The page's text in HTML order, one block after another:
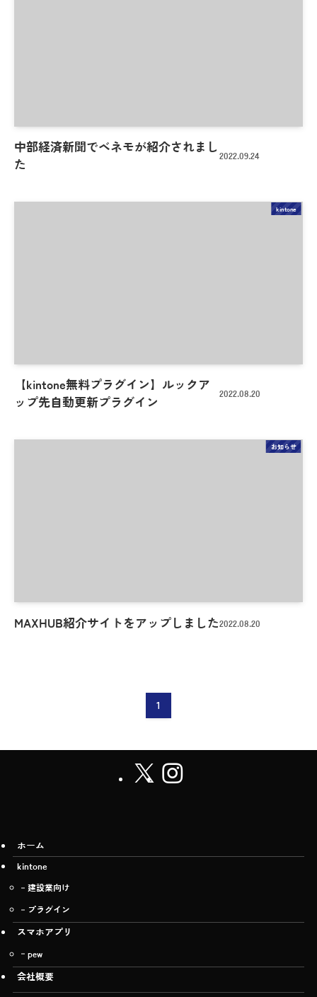
中部経済新聞でベネモが紹介されまし
た
2022.09.24
kintone
【kintone無料プラグイン】ルックア
ップ先自動更新プラグイン
2022.08.20
お知らせ
MAXHUB紹介サイトをアップしました2022.08.20
1
ホーム
kintone
建設業向け
プラグイン
スマホアプリ
pew
会社概要